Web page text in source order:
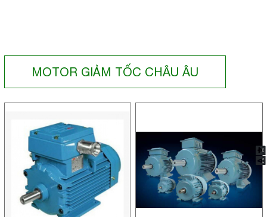
MOTOR GIẢM TỐC CHÂU ÂU